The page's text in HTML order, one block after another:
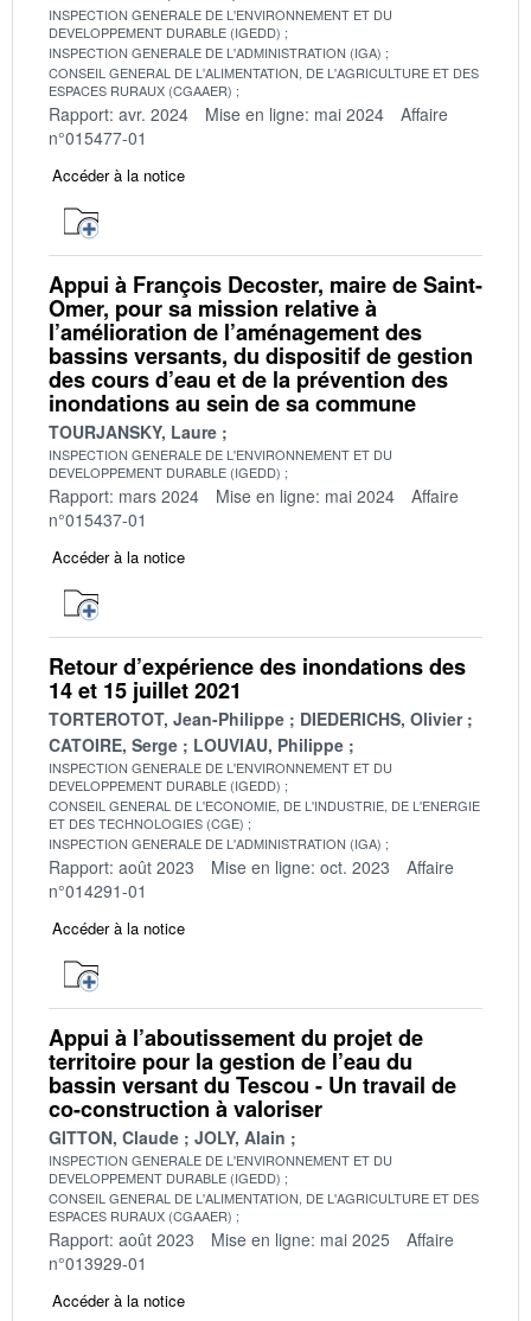
INSPECTION GENERALE DE L'ENVIRONNEMENT ET DU
DEVELOPPEMENT DURABLE (IGEDD)
INSPECTION GENERALE DE L'ADMINISTRATION (IGA)
CONSEIL GENERAL DE L'ALIMENTATION, DE L'AGRICULTURE ET DES
ESPACES RURAUX (CGAAER)
Rapport: avr. 2024 Mise en ligne: mai 2024
Affaire
n°015477-01
Accéder à la notice
Appui à François Decoster, maire de Saint-
Omer, pour sa mission relative à
l’amélioration de l’aménagement des
bassins versants, du dispositif de gestion
des cours d’eau et de la prévention des
inondations au sein de sa commune
TOURJANSKY, Laure
INSPECTION GENERALE DE L'ENVIRONNEMENT ET DU
DEVELOPPEMENT DURABLE (IGEDD)
Rapport: mars 2024 Mise en ligne: mai 2024
Affaire
n°015437-01
Accéder à la notice
Retour d’expérience des inondations des
14 et 15 juillet 2021
TORTEROTOT, Jean-Philippe
DIEDERICHS, Olivier
CATOIRE, Serge
LOUVIAU, Philippe
INSPECTION GENERALE DE L'ENVIRONNEMENT ET DU
DEVELOPPEMENT DURABLE (IGEDD)
CONSEIL GENERAL DE L'ECONOMIE, DE L'INDUSTRIE, DE L'ENERGIE
ET DES TECHNOLOGIES (CGE)
INSPECTION GENERALE DE L'ADMINISTRATION (IGA)
Rapport: août 2023 Mise en ligne: oct. 2023
Affaire
n°014291-01
Accéder à la notice
Appui à l’aboutissement du projet de
territoire pour la gestion de l’eau du
bassin versant du Tescou - Un travail de
co-construction à valoriser
GITTON, Claude JOLY, Alain
INSPECTION GENERALE DE L'ENVIRONNEMENT ET DU
DEVELOPPEMENT DURABLE (IGEDD)
CONSEIL GENERAL DE L'ALIMENTATION, DE L'AGRICULTURE ET DES
ESPACES RURAUX (CGAAER)
Rapport: août 2023 Mise en ligne: mai 2025
Affaire
n°013929-01
Accéder à la notice